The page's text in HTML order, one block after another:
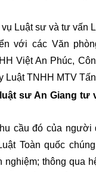
Luật sư và tư vấn
với các Văn
Việt An Phúc,
Luật TNHH MTV
sư An Giang tư
cầu đó của người
Toàn quốc
nghiệm; thông qua